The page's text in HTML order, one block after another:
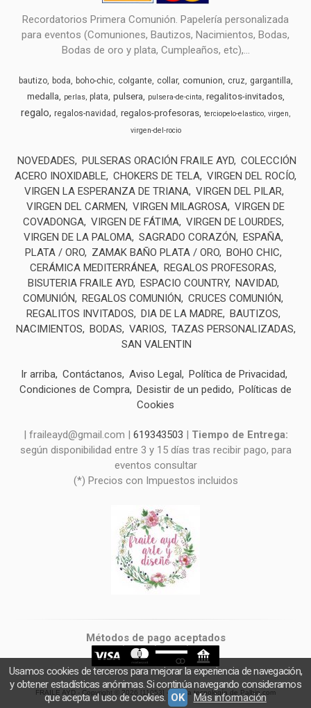
Recordatorios Primera Comunión. Papelería personalizada
para eventos (Comuniones, Bautizos, Nacimientos, Bodas,
Bodas de oro y plata, Cumpleaños, etc),...
bautizo boda boho-chic colgante collar comunion cruz gargantilla
medalla perlas plata pulsera pulsera-de-cinta regalitos-invitados
regalo regalos-navidad regalos-profesoras terciopelo-elastico virgen
virgen-del-rocio
NOVEDADES PULSERAS ORACIÓN FRAILE AYD COLECCIÓN
ACERO INOXIDABLE CHOKERS DE TELA VIRGEN DEL ROCÍO
VIRGEN LA ESPERANZA DE TRIANA VIRGEN DEL PILAR
VIRGEN DEL CARMEN
VIRGEN MILAGROSA VIRGEN DE
COVADONGA VIRGEN DE FÁTIMA VIRGEN DE LOURDES
VIRGEN DE LA PALOMA SAGRADO CORAZÓN
ESPAÑA
PLATA / ORO
ZAMAK BAÑO PLATA / ORO BOHO CHIC
CERÁMICA MEDITERRÁNEA REGALOS PROFESORAS
BISUTERIA FRAILE AYD ESPACIO COUNTRY NAVIDAD
COMUNIÓN
REGALOS COMUNIÓN
CRUCES COMUNIÓN
REGALITOS INVITADOS
DIA DE LA MADRE BAUTIZOS
NACIMIENTOS
BODAS VARIOS
TAZAS PERSONALIZADAS
SAN VALENTIN
Ir arriba Contáctanos Aviso Legal
Política de Privacidad
Condiciones de Compra Desistir de un pedido
Políticas de
Cookies
| fraileayd@gmail.com | 619343503 | Tiempo de Entrega:
según disponibilidad entre 3 y 15 días tras recibir pago, para
eventos consultar
(*) Precios con Impuestos incluidos
Métodos de pago aceptados
FRAILE AYD - Copyright © 2026 [11053] - Con la tecnología de Palbin.com
Usamos cookies de terceros para mejorar la experiencia de navegación,
y obtener estadísticas anónimas. Si continúa navegando consideramos
que acepta el uso de cookies. OK Más información